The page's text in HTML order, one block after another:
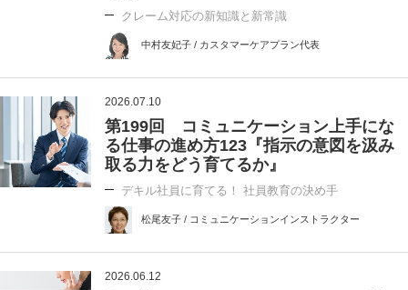
クレーム対応の新知識と新常識
中村友妃子 / カスタマーケアプラン代表
2026.07.10
第199回 コミュニケーション上手にな
る仕事の進め方123『指示の意図を汲み
取る力をどう育てるか』
デキル社員に育てる！ 社員教育の決め手
松尾友子 / コミュニケーションインストラクター
2026.06.12